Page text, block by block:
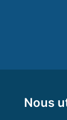
Nous